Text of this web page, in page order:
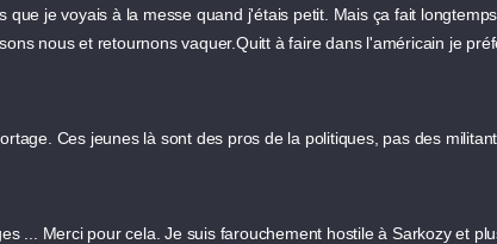
que je voyais à la messe quand j'étais petit. Mais ça fait
nous et retournons vaquer.Quitt à faire dans l'américain je
Ces jeunes là sont des pros de la politiques, pas des
... Merci pour cela. Je suis farouchement hostile à Sarkozy et